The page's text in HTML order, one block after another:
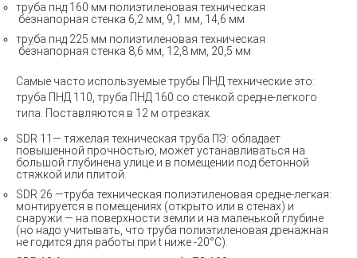
труба пнд 160 мм полиэтиленовая техническая
безнапорная стенка 6,2 мм, 9,1 мм, 14,6 мм
труба пнд 225 мм полиэтиленовая техническая
безнапорная стенка 8,6 мм, 12,8 мм, 20,5 мм
Самые часто используемыетрубы ПНД технические это:
труба ПНД 110, труба ПНД 160 со стенкой средне-легкого
типа. Поставляются в 12 м отрезках.
SDR 11— тяжелая техническая труба ПЭ: обладает
повышенной прочностью, может устанавливаться на
большой глубинена улице и в помещении под бетонной
стяжкой или плитой.
SDR 26 —труба техническая полиэтиленовая средне-легкая:
монтируется в помещениях (открыто или в стенах) и
снаружи — на поверхности земли и на маленькой глубине
(но надо учитывать, что труба полиэтиленовая дренажная
не годится для работы при t ниже -20°C).